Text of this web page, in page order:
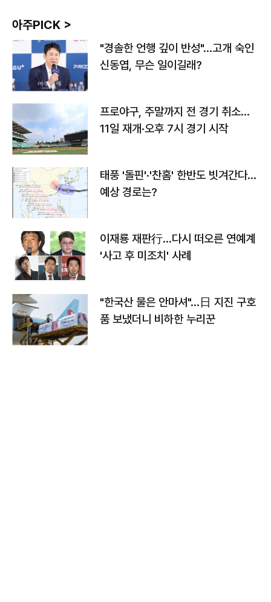
아주PICK >
"경솔한 언행 깊이 반성"…고개 숙인
신동엽, 무슨 일이길래?
프로야구, 주말까지 전 경기 취소…
11일 재개·오후 7시 경기 시작
태풍 '돌핀'·'찬홈' 한반도 빗겨간다…
예상 경로는?
이재룡 재판行…다시 떠오른 연예계
'사고 후 미조치' 사례
"한국산 물은 안마셔"…日 지진 구호
품 보냈더니 비하한 누리꾼